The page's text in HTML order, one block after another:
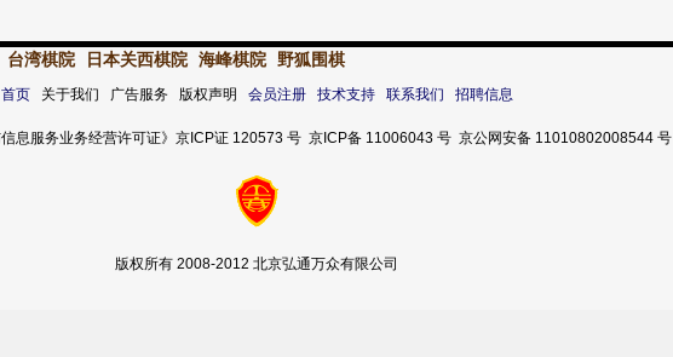
台湾棋院 日本关西棋院 海峰棋院 野狐围棋
首页关于我们 广告服务 版权声明 会员注册 技术支持 联系我们 招聘信息
信息服务业务经营许可证》京ICP证 120573 号 京ICP备 11006043 号 京公网安备 11010802008544 号
版权所有 2008-2012 北京弘通万众有限公司